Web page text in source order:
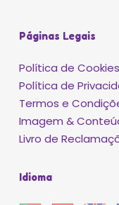
Páginas Legais
Política de Cookies
Política de
Termos e
Imagem &
Livro de
Idioma